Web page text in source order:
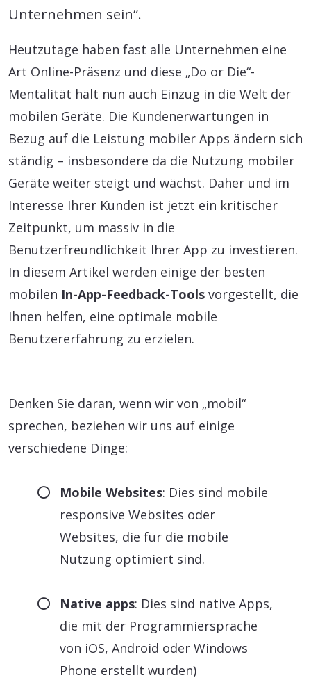
Unternehmen sein“.
Heutzutage haben fast alle Unternehmen eine
Art Online-Präsenz und diese „Do or Die“-
Mentalität hält nun auch Einzug in die Welt der
mobilen Geräte. Die Kundenerwartungen in
Bezug auf die Leistung mobiler Apps ändern sich
ständig – insbesondere da die Nutzung mobiler
Geräte weiter steigt und wächst. Daher und im
Interesse Ihrer Kunden ist jetzt ein kritischer
Zeitpunkt, um massiv in die
Benutzerfreundlichkeit Ihrer App zu investieren.
In diesem Artikel werden einige der besten
mobilen In-App-Feedback-Tools vorgestellt, die
Ihnen helfen, eine optimale mobile
Benutzererfahrung zu erzielen.
Denken Sie daran, wenn wir von „mobil“
sprechen, beziehen wir uns auf einige
verschiedene Dinge:
Mobile Websites: Dies sind mobile
responsive Websites oder
Websites, die für die mobile
Nutzung optimiert sind.
Native apps: Dies sind native Apps,
die mit der Programmiersprache
von iOS, Android oder Windows
Phone erstellt wurden)